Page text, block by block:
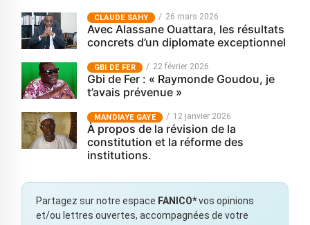
CLAUDE SAHY 26 mars 2026
Avec Alassane Ouattara, les résultats
concrets d’un diplomate exceptionnel
GBI DE FER 22 février 2026
Gbi de Fer : « Raymonde Goudou, je
t’avais prévenue »
MANDIAYE GAYE 12 janvier 2026
À propos de la révision de la
constitution et la réforme des
institutions.
Partagez sur notre espace FANICO*vos opinions
et/ou lettres ouvertes, accompagnées de votre